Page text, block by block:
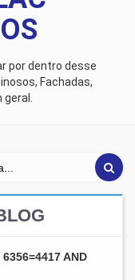
por dentro desse
Fachadas,
AND